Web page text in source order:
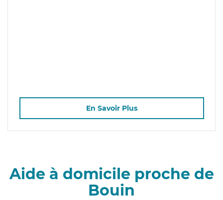
En Savoir Plus
Aide à domicile proche de
Bouin